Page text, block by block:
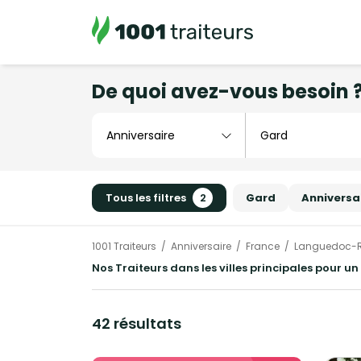
De quoi avez-vous besoin
Tous les filtres 2 Gard
1001 Traiteurs Anniversaire France Languedoc-
Nos Traiteurs dans les villes principales pour
42 résultats